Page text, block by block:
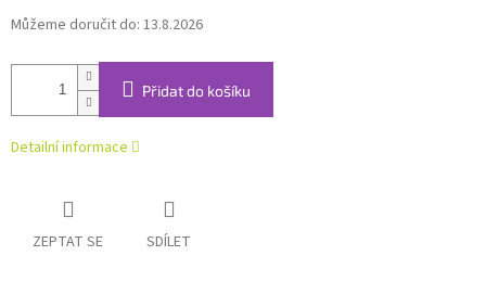
Můžeme doručit do: 13.8.2026
Přidat do košíku
Detailní informace
ZEPTAT SE SDÍLET